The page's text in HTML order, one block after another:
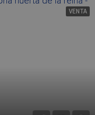
VENTA